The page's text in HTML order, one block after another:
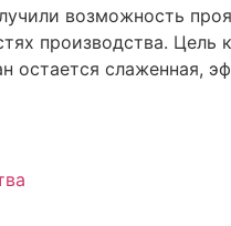
возможность
производства.
остается слаженная,